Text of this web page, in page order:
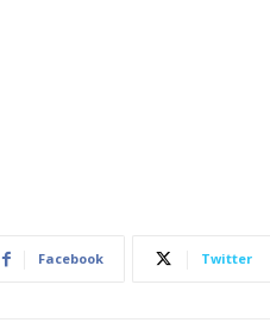
Facebook Twitter